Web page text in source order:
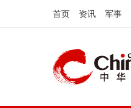
首页 资讯 军事